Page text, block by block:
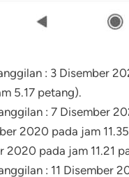
: 3 Disember
5.17 petang).
: 7 Disember
2020 pada jam
2020 pada jam 11.21
: 11 Disember